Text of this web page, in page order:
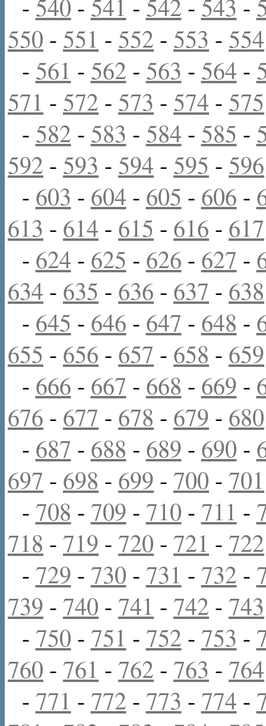
- 540 - 541 - 542 - 543 -
550 - 551 - 552 - 553 - 554
- 561 - 562 - 563 - 564 -
571 - 572 - 573 - 574 - 575
- 582 - 583 - 584 - 585 -
592 - 593 - 594 - 595 - 596
- 603 - 604 - 605 - 606 -
613 - 614 - 615 - 616 - 617
- 624 - 625 - 626 - 627 -
634 - 635 - 636 - 637 - 638
- 645 - 646 - 647 - 648 -
655 - 656 - 657 - 658 - 659
- 666 - 667 - 668 - 669 -
676 - 677 - 678 - 679 - 680
- 687 - 688 - 689 - 690 -
697 - 698 - 699 - 700 - 701
- 708 - 709 - 710 - 711 -
718 - 719 - 720 - 721 - 722
- 729 - 730 - 731 - 732 -
739 - 740 - 741 - 742 - 743
- 750 - 751 - 752 - 753 -
760 - 761 - 762 - 763 - 764
- 771 - 772 - 773 - 774 -